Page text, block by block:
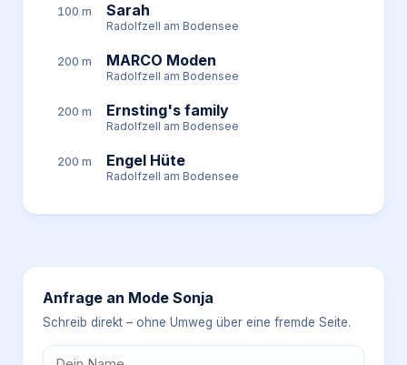
100 m Sarah
Radolfzell am Bodensee
200 m MARCO Moden
Radolfzell am Bodensee
200 m Ernsting's family
Radolfzell am Bodensee
200 m Engel Hüte
Radolfzell am Bodensee
Anfrage an Mode Sonja
Schreib direkt – ohne Umweg über eine fremde Seite.